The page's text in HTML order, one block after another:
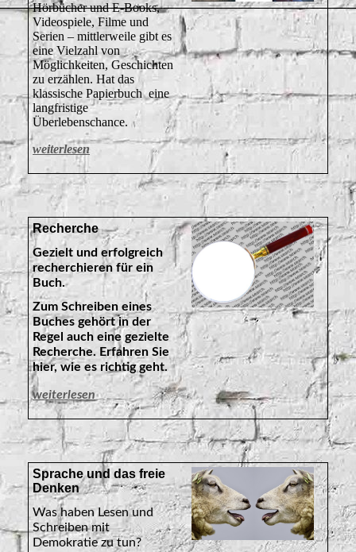
Hörbücher und E-Books,
Videospiele, Filme und
Serien – mittlerweile gibt es
eine Vielzahl von
Möglichkeiten, Geschichten
zu erzählen. Hat das
klassische Papierbuch eine
langfristige
Überlebenschance.
weiterlesen
Recherche
Gezielt und erfolgreich
recherchieren für ein
Buch.
Zum Schreiben eines
Buches gehört in der
Regel auch eine gezielte
Recherche. Erfahren Sie
hier, wie es richtig geht.
weiterlesen
Sprache und das freie
Denken
Was haben Lesen und
Schreiben mit
Demokratie zu tun?